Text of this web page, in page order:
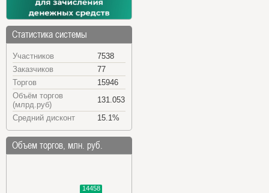
Статистика системы
Участников
7538
Заказчиков
77
Торгов
15946
Объём торгов
(млрд.руб)
131.053
Средний дисконт
15.1%
Объем торгов, млн. руб.
14458